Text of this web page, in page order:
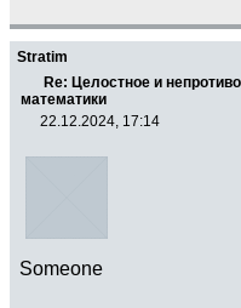
Stratim
Re: Целостное и
математики
22.12.2024, 17:14
Someone